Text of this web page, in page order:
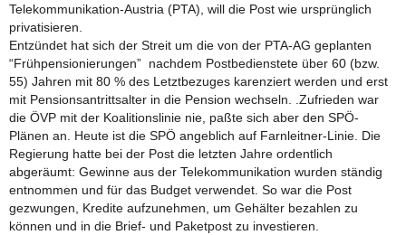
Telekommunikation-Austria (PTA), will die Post wie ursprünglich
privatisieren.
Entzündet hat sich der Streit um die von der PTA-AG geplanten
“Frühpensionierungen” nachdem Postbedienstete über 60 (bzw.
55) Jahren mit 80 % des Letztbezuges karenziert werden und erst
mit Pensionsantrittsalter in die Pension wechseln. .Zufrieden war
die ÖVP mit der Koalitionslinie nie, paßte sich aber den SPÖ-
Plänen an. Heute ist die SPÖ angeblich auf Farnleitner-Linie. Die
Regierung hatte bei der Post die letzten Jahre ordentlich
abgeräumt: Gewinne aus der Telekommunikation wurden ständig
entnommen und für das Budget verwendet. So war die Post
gezwungen, Kredite aufzunehmen, um Gehälter bezahlen zu
können und in die Brief- und Paketpost zu investieren.